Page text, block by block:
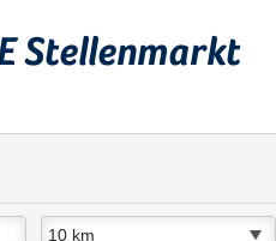
Stellenmarkt